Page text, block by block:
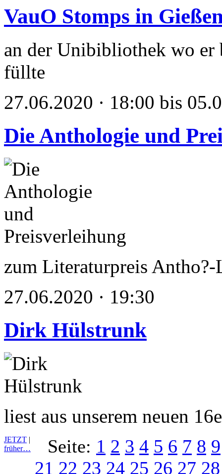
VauO Stomps in
an der Unibibliothek wo er
füllte
27.06.2020 · 18:00 bis
Die Anthologie und
zum Literaturpreis
27.06.2020 · 19:30
Dirk Hülstrunk
liest aus unserem neuen
JETZT |
früher…
Seite: 1 2 3 4 5 6 7 8 9
21 22 23 24 25 26 27 28